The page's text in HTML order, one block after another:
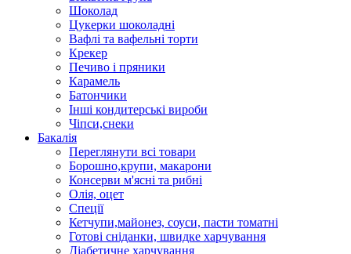
Шоколад
Цукерки шоколадні
Вафлі та вафельні торти
Крекер
Печиво і пряники
Карамель
Батончики
Інші кондитерські вироби
Чіпси,снеки
Бакалія
Переглянути всі товари
Борошно,крупи, макарони
Консерви м'ясні та рибні
Олія, оцет
Спеції
Кетчупи,майонез, соуси, пасти томатні
Готові сніданки, швидке харчування
Діабетичне харчування